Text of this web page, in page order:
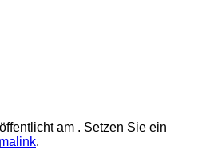
am . Setzen Sie ein
.